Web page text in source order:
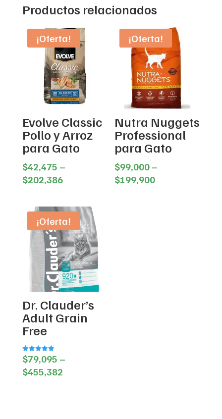
Productos relacionados
¡Oferta!
Evolve Classic
Pollo y Arroz
para Gato
$42,475 –
$202,386Price
$42,475
through
$202,386
¡Oferta!
Nutra Nuggets
Professional
para Gato
$99,000 –
$199,900Price
¡Oferta!
Dr. Clauder’s
Adult Grain
Free
Valorado en
5.00
de 5
$79,095 –
$455,382Price